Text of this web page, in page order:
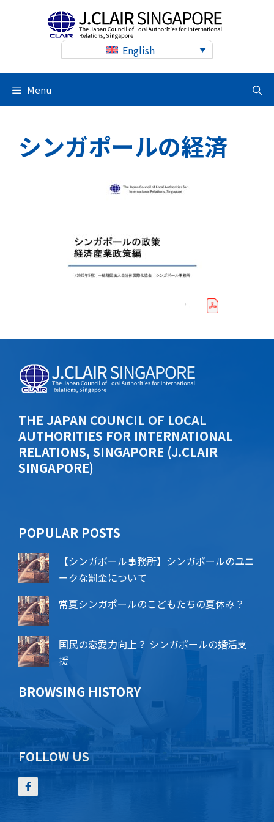
English
Menu
シンガポールの経済
THE JAPAN COUNCIL OF LOCAL
AUTHORITIES FOR INTERNATIONAL
RELATIONS, SINGAPORE (J.CLAIR
SINGAPORE)
POPU​​LAR POSTS
【シンガポール事務所】シンガポールのユニ
ークな罰金について
常夏シンガポールのこどもたちの夏休み？
国民の恋愛力向上？ シンガポールの婚活支
援
BROWSING HISTORY
FOLLOW US